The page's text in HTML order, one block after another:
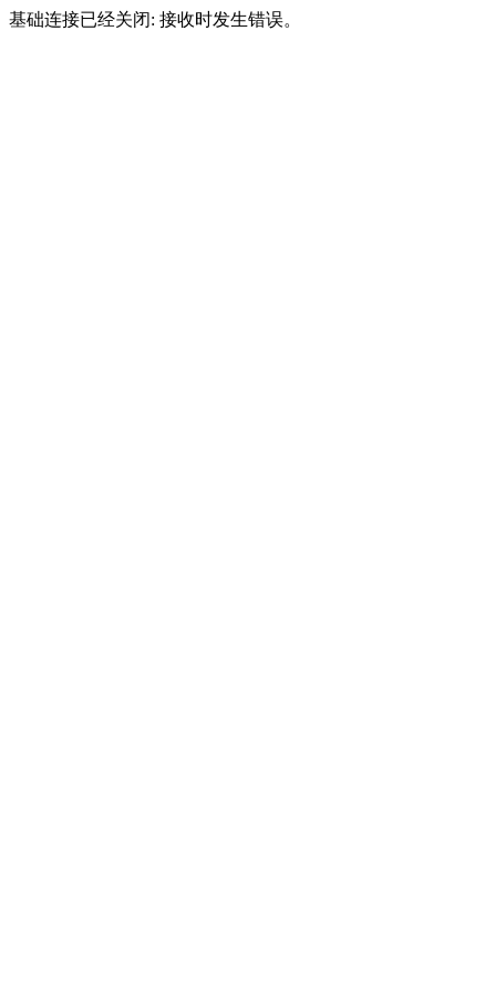
基础连接已经关闭: 接收时发生错误。